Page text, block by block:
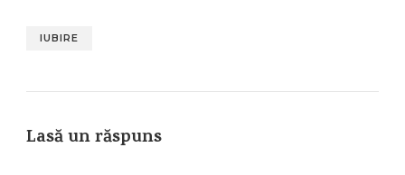
IUBIRE
Lasă un răspuns